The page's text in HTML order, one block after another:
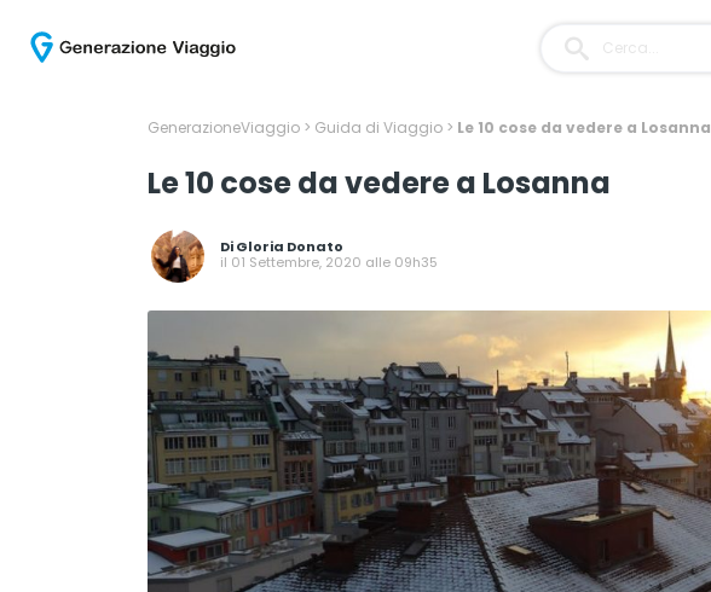
GenerazioneViaggio > Guida di Viaggio > Le 10 cose da vedere a Losanna
Le 10 cose da vedere a Losanna
DiGloria Donato
il 01 Settembre, 2020 alle 09h35